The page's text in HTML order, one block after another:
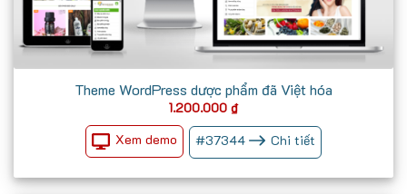
Theme WordPress dược phẩm đã Việt hóa
1.200.000 ₫
Xem demo #37344 Chi tiết